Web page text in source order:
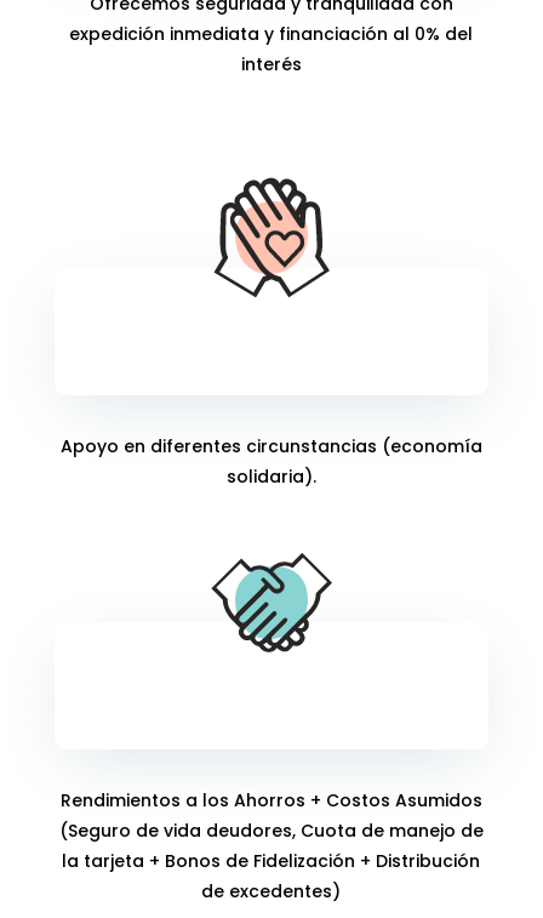
expedición inmediata y financiación al 0% del
interés
Apoyo en diferentes circunstancias (economía
solidaria).
Rendimientos a los Ahorros + Costos Asumidos
(Seguro de vida deudores, Cuota de manejo de
la tarjeta + Bonos de Fidelización + Distribución
de excedentes)